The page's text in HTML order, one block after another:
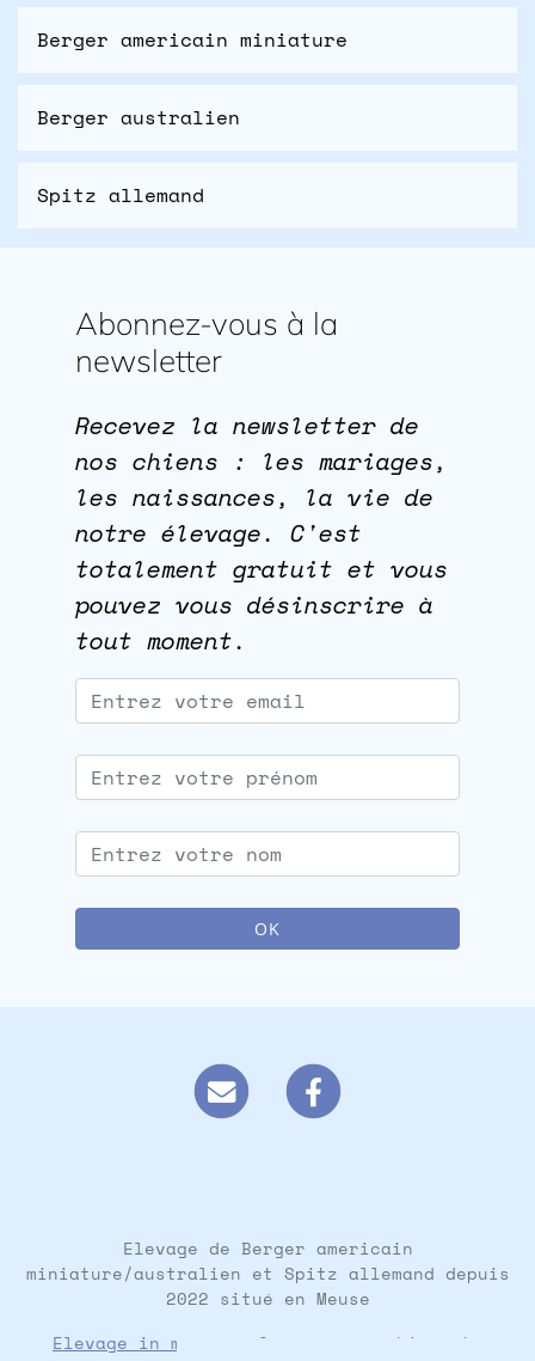
Berger americain miniature
Berger australien
Spitz allemand
Abonnez-vous à la
newsletter
Recevez la newsletter de
nos chiens : les mariages,
les naissances, la vie de
notre élevage. C'est
totalement gratuit et vous
pouvez vous désinscrire à
tout moment.
OK
Elevage de Berger americain
miniature/australien et Spitz allemand depuis
2022 situé en Meuse
Elevage in memory of nanou
chien-et-